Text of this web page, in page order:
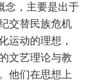
念，主要是出于
交替民族危机
运动的理想，
文艺理论与教
他们在思想上